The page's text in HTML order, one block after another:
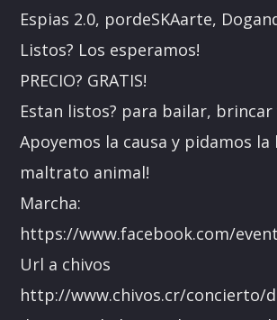
Espias 2.0, pordeSKAarte,
Listos? Los esperamos!
PRECIO? GRATIS!
Estan listos? para bailar, brincar
Apoyemos la causa y pidamos
maltrato animal!
Marcha:
https://www.facebook.com/
Url a chivos
http://www.chivos.cr/concierto/